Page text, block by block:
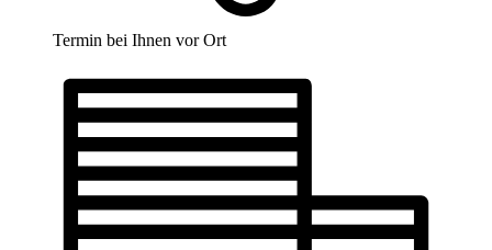
Termin bei Ihnen vor Ort